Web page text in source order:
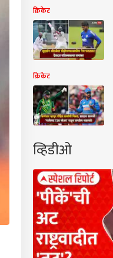
क्रिकेट
क्रिकेट
व्हिडीओ